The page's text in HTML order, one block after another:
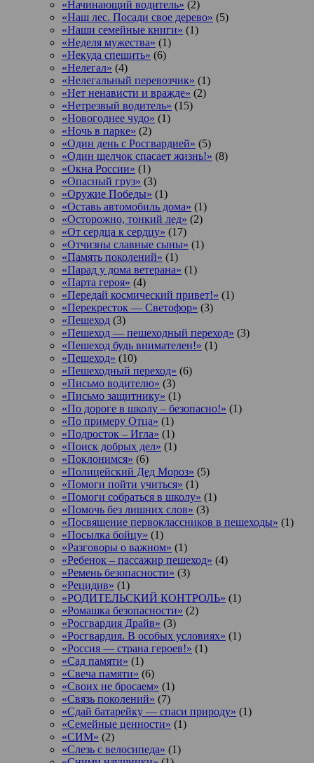
«Начинающий водитель» (2)
«Наш лес. Посади свое дерево» (5)
«Наши семейные книги» (1)
«Неделя мужества» (1)
«Некуда спешить» (6)
«Нелегал» (4)
«Нелегальный перевозчик» (1)
«Нет ненависти и вражде» (2)
«Нетрезвый водитель» (15)
«Новогоднее чудо» (1)
«Ночь в парке» (2)
«Один день с Росгвардией» (5)
«Один щелчок спасает жизнь!» (8)
«Окна России» (1)
«Опасный груз» (3)
«Оружие Победы» (1)
«Оставь автомобиль дома» (1)
«Осторожно, тонкий лед» (2)
«От сердца к сердцу» (17)
«Отчизны славные сыны» (1)
«Память поколений» (1)
«Парад у дома ветерана» (1)
«Парта героя» (4)
«Передай космический привет!» (1)
«Перекресток — Светофор» (3)
«Пешеход (3)
«Пешеход — пешеходный переход» (3)
«Пешеход будь внимателен!» (1)
«Пешеход» (10)
«Пешеходный переход» (6)
«Письмо водителю» (3)
«Письмо защитнику» (1)
«По дороге в школу – безопасно!» (1)
«По примеру Отца» (1)
«Подросток ‒ Игла» (1)
«Поиск добрых дел» (1)
«Поклонимся» (6)
«Полицейский Дед Мороз» (5)
«Помоги пойти учиться» (1)
«Помоги собраться в школу» (1)
«Помочь без лишних слов» (3)
«Посвящение первоклассников в пешеходы» (1)
«Посылка бойцу» (1)
«Разговоры о важном» (1)
«Ребенок – пассажир пешеход» (4)
«Ремень безопасности» (3)
«Рецидив» (1)
«РОДИТЕЛЬСКИЙ КОНТРОЛЬ» (1)
«Ромашка безопасности» (2)
«Росгвардия Драйв» (3)
«Росгвардия. В особых условиях» (1)
«Россия — страна героев!» (1)
«Сад памяти» (1)
«Свеча памяти» (6)
«Своих не бросаем» (1)
«Связь поколений» (7)
«Сдай батарейку — спаси природу» (1)
«Семейные ценности» (1)
«СИМ» (2)
«Слезь с велосипеда» (1)